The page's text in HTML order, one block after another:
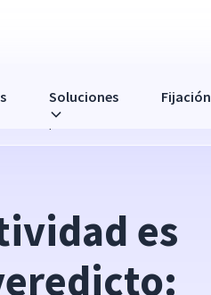
Soluciones Fijación
úselo para aumentar el rendimiento
es